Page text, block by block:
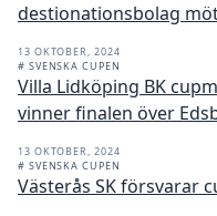
destionationsbolag
13 OKTOBER, 2024
# SVENSKA CUPEN
Villa Lidköping BK
vinner finalen över
13 OKTOBER, 2024
# SVENSKA CUPEN
Västerås SK försvarar